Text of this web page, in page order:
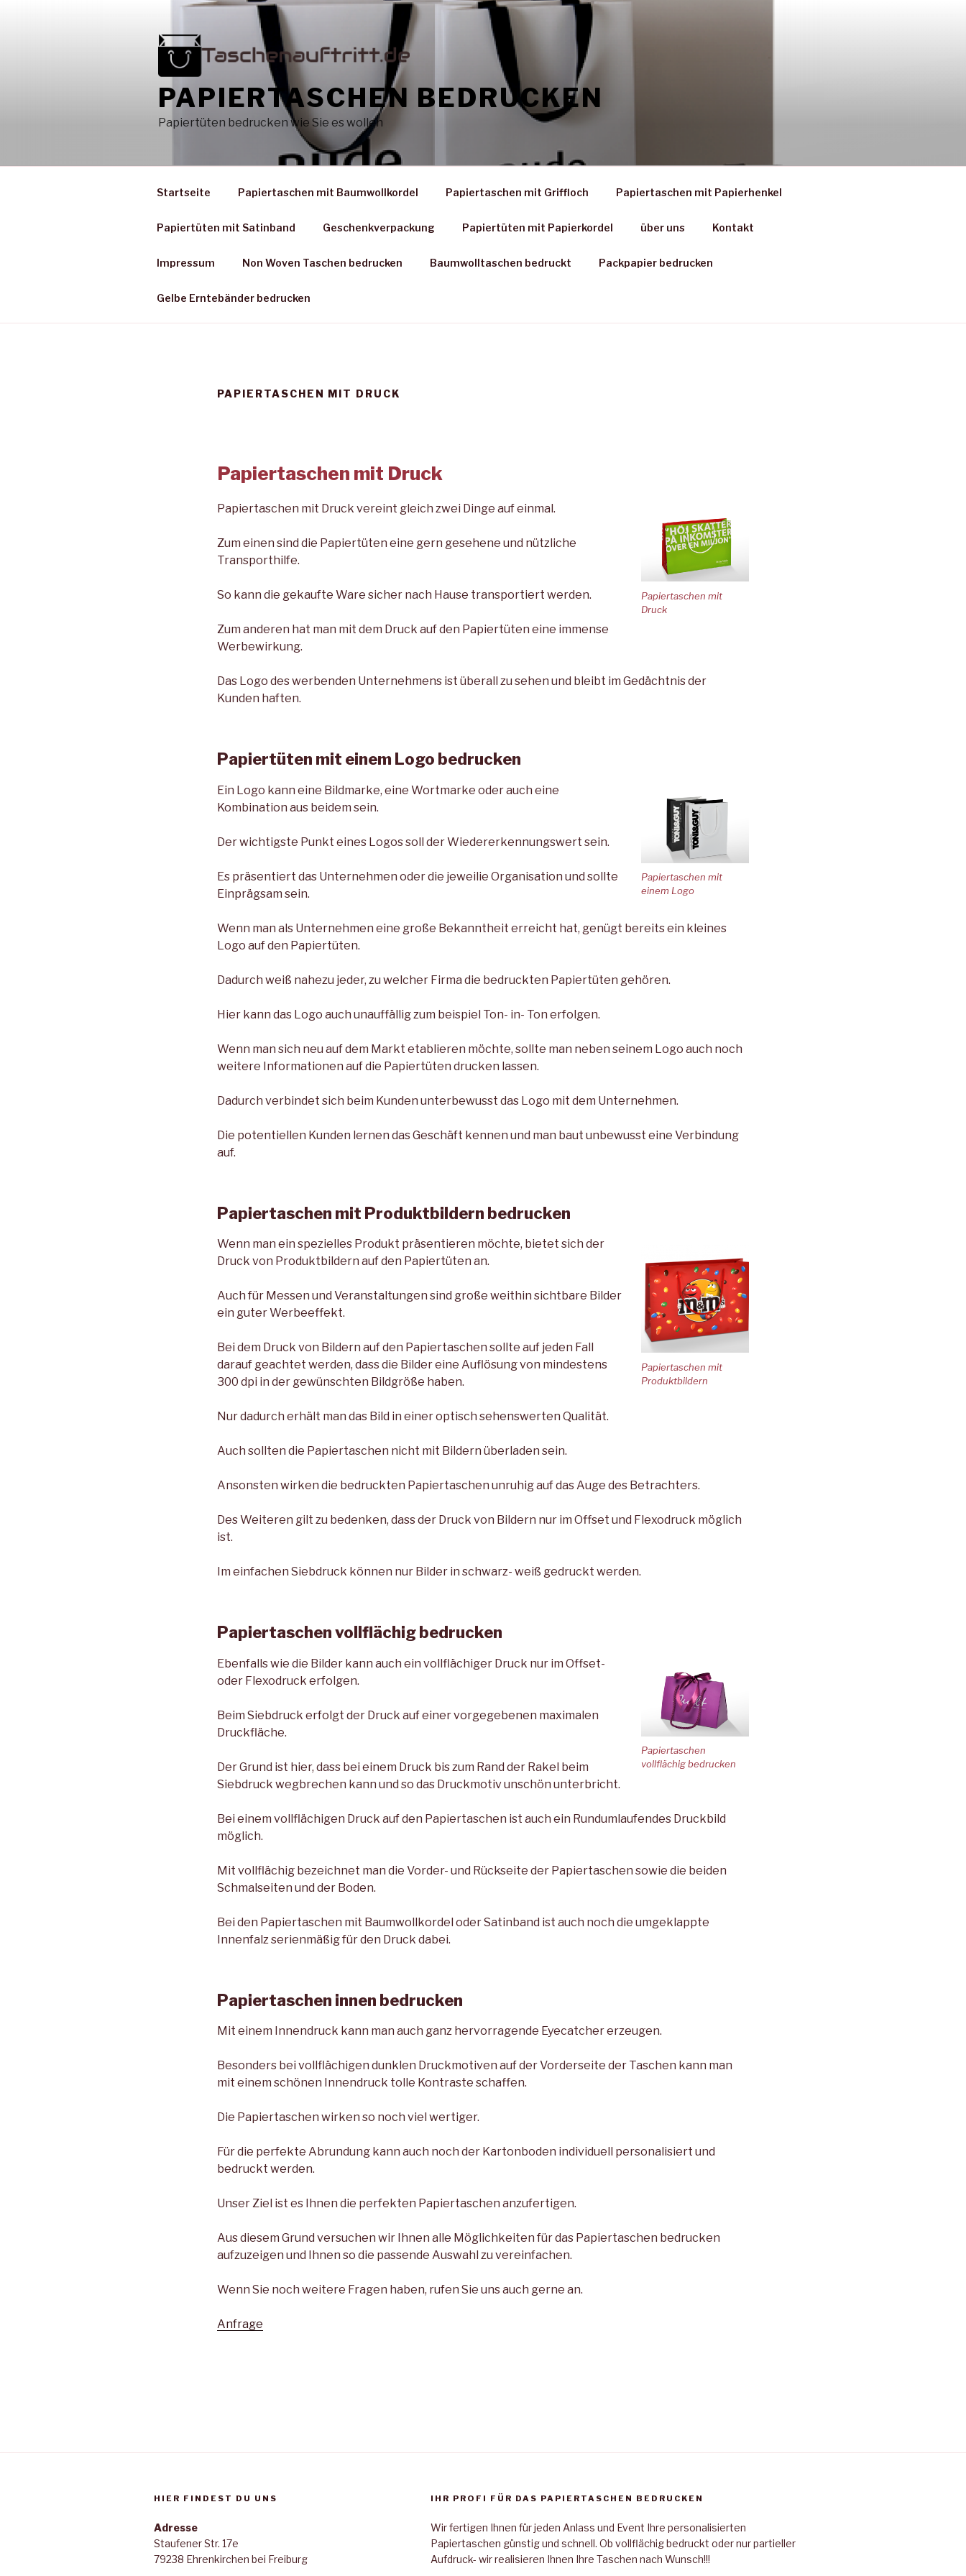
PAPIERTASCHEN BEDRUCKEN
Papiertüten bedrucken wie Sie es wollen
Startseite Papiertaschen mit Baumwollkordel Papiertaschen mit Griffloch Papiertaschen mit Papierhenkel
Papiertüten mit Satinband Geschenkverpackung Papiertüten mit Papierkordel über uns Kontakt
Impressum Non Woven Taschen bedrucken Baumwolltaschen bedruckt Packpapier bedrucken
Gelbe Erntebänder bedrucken
PAPIERTASCHEN MIT DRUCK
Papiertaschen mit Druck
Papiertaschen mit
Druck
Papiertaschen mit Druck vereint gleich zwei Dinge auf einmal.
Zum einen sind die Papiertüten eine gern gesehene und nützliche
Transporthilfe.
So kann die gekaufte Ware sicher nach Hause transportiert werden.
Zum anderen hat man mit dem Druck auf den Papiertüten eine immense
Werbewirkung.
Das Logo des werbenden Unternehmens ist überall zu sehen und bleibt im Gedächtnis der
Kunden haften.
Papiertüten mit einem Logo bedrucken
Papiertaschen mit
einem Logo
Ein Logo kann eine Bildmarke, eine Wortmarke oder auch eine
Kombination aus beidem sein.
Der wichtigste Punkt eines Logos soll der Wiedererkennungswert sein.
Es präsentiert das Unternehmen oder die jeweilie Organisation und sollte
Einprägsam sein.
Wenn man als Unternehmen eine große Bekanntheit erreicht hat, genügt bereits ein kleines
Logo auf den Papiertüten.
Dadurch weiß nahezu jeder, zu welcher Firma die bedruckten Papiertüten gehören.
Hier kann das Logo auch unauffällig zum beispiel Ton- in- Ton erfolgen.
Wenn man sich neu auf dem Markt etablieren möchte, sollte man neben seinem Logo auch noch
weitere Informationen auf die Papiertüten drucken lassen.
Dadurch verbindet sich beim Kunden unterbewusst das Logo mit dem Unternehmen.
Die potentiellen Kunden lernen das Geschäft kennen und man baut unbewusst eine Verbindung
auf.
Papiertaschen mit Produktbildern bedrucken
Papiertaschen mit
Produktbildern
Wenn man ein spezielles Produkt präsentieren möchte, bietet sich der
Druck von Produktbildern auf den Papiertüten an.
Auch für Messen und Veranstaltungen sind große weithin sichtbare Bilder
ein guter Werbeeffekt.
Bei dem Druck von Bildern auf den Papiertaschen sollte auf jeden Fall
darauf geachtet werden, dass die Bilder eine Auflösung von mindestens
300 dpi in der gewünschten Bildgröße haben.
Nur dadurch erhält man das Bild in einer optisch sehenswerten Qualität.
Auch sollten die Papiertaschen nicht mit Bildern überladen sein.
Ansonsten wirken die bedruckten Papiertaschen unruhig auf das Auge des Betrachters.
Des Weiteren gilt zu bedenken, dass der Druck von Bildern nur im Offset und Flexodruck möglich
ist.
Im einfachen Siebdruck können nur Bilder in schwarz- weiß gedruckt werden.
Papiertaschen vollflächig bedrucken
Papiertaschen
vollflächig bedrucken
Ebenfalls wie die Bilder kann auch ein vollflächiger Druck nur im Offset-
oder Flexodruck erfolgen.
Beim Siebdruck erfolgt der Druck auf einer vorgegebenen maximalen
Druckfläche.
Der Grund ist hier, dass bei einem Druck bis zum Rand der Rakel beim
Siebdruck wegbrechen kann und so das Druckmotiv unschön unterbricht.
Bei einem vollflächigen Druck auf den Papiertaschen ist auch ein Rundumlaufendes Druckbild
möglich.
Mit vollflächig bezeichnet man die Vorder- und Rückseite der Papiertaschen sowie die beiden
Schmalseiten und der Boden.
Bei den Papiertaschen mit Baumwollkordel oder Satinband ist auch noch die umgeklappte
Innenfalz serienmäßig für den Druck dabei.
Papiertaschen innen bedrucken
Mit einem Innendruck kann man auch ganz hervorragende Eyecatcher erzeugen.
Besonders bei vollflächigen dunklen Druckmotiven auf der Vorderseite der Taschen kann man
mit einem schönen Innendruck tolle Kontraste schaffen.
Die Papiertaschen wirken so noch viel wertiger.
Für die perfekte Abrundung kann auch noch der Kartonboden individuell personalisiert und
bedruckt werden.
Unser Ziel ist es Ihnen die perfekten Papiertaschen anzufertigen.
Aus diesem Grund versuchen wir Ihnen alle Möglichkeiten für das Papiertaschen bedrucken
aufzuzeigen und Ihnen so die passende Auswahl zu vereinfachen.
Wenn Sie noch weitere Fragen haben, rufen Sie uns auch gerne an.
Anfrage
HIER FINDEST DU UNS
Adresse
Staufener Str. 17e
79238 Ehrenkirchen bei Freiburg
IHR PROFI FÜR DAS PAPIERTASCHEN BEDRUCKEN
Wir fertigen Ihnen für jeden Anlass und Event Ihre personalisierten
Papiertaschen günstig und schnell. Ob vollflächig bedruckt oder nur partieller
Aufdruck- wir realisieren Ihnen Ihre Taschen nach Wunsch!!!